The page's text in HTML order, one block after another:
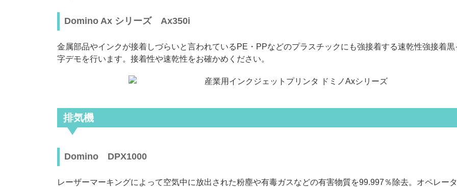
Domino Ax シリーズ Ax350i
金属部品やインクが接着しづらいと言われているPE・PPなどのプラスチックにも強接着する速乾性強接着
字デモを行います。接着性や速乾性をお確かめください。
排気機
Domino DPX1000
レーザーマーキングによって空気中に放出された粉塵や有毒ガスなどの有害物質を99.997％除去。オペレー